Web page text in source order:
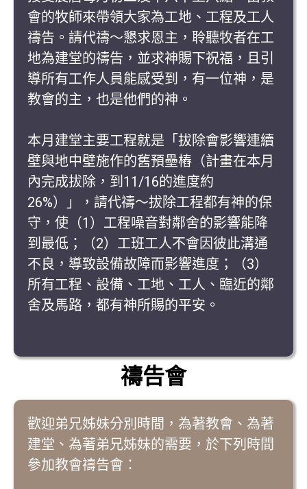
會的牧師來帶領大家為工地、工程及工人
禱告。請代禱～懇求恩主，聆聽牧者在工
地為建堂的禱告，並求神賜下祝福，且引
導所有工作人員能感受到，有一位神，是
教會的主，也是他們的神。
本月建堂主要工程就是「拔除會影響連續
壁與地中壁施作的舊預壘樁（計畫在本月
內完成拔除，到11/16的進度約
26%）」，請代禱～拔除工程都有神的保
守，使（1）工程噪音對鄰舍的影響能降
到最低；（2）工班工人不會因彼此溝通
不良，導致設備故障而影響進度；（3）
所有工程、設備、工地、工人、臨近的鄰
舍及馬路，都有神所賜的平安。
禱告會
歡迎弟兄姊妹分別時間，為著教會、為著
建堂、為著弟兄姊妹的需要，於下列時間
參加教會禱告會：